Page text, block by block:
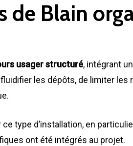
de Blain
usager structuré, intégrant
les dépôts, de limiter les
type d’installation, en
ont été intégrés au projet.